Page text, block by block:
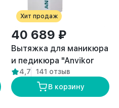
Хит продаж
40 689 ₽
Вытяжка для маникюра
и педикюра "Anvikor
DUO"
4,7
141 отзыв
В корзину